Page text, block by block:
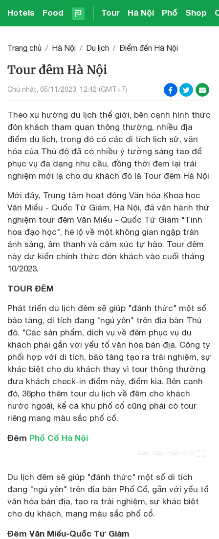
Hotels Food Tour Hà Nội Phố Shop
Trang chủ Hà Nội Du lịch Điểm đến Hà Nội
Tour đêm Hà Nội
Chủ nhật, 05/11/2023, 12:42 (GMT+7)
Theo xu hướng du lịch thế giới, bên cạnh hình thức
đón khách tham quan thông thường, nhiều địa
điểm du lịch, trong đó có các di tích lịch sử, văn
hóa của Thủ đô đã có nhiều ý tưởng sáng tạo để
phục vụ đa dạng nhu cầu, đồng thời đem lại trải
nghiệm mới lạ cho du khách đó là Tour đêm Hà Nội
Mới đây, Trung tâm hoạt động Văn hóa Khoa học
Văn Miếu - Quốc Tử Giám, Hà Nội, đã vận hành thử
nghiệm tour đêm Văn Miếu - Quốc Tử Giám "Tinh
hoa đạo học", hé lộ về một không gian ngập tràn
ánh sáng, âm thanh và cảm xúc tự hào. Tour đêm
này dự kiến chính thức đón khách vào cuối tháng
10/2023.
TOUR ĐÊM
Phát triển du lịch đêm sẽ giúp "đánh thức" một số
bảo tàng, di tích đang "ngủ yên" trên địa bàn Thủ
đô. "Các sản phẩm, dịch vụ về đêm phục vụ du
khách phải gắn với yếu tố văn hóa bản địa. Công ty
phối hợp với di tích, bảo tàng tạo ra trải nghiệm, sự
khác biệt cho du khách thay vì tour thông thường
đưa khách check-in điểm này, điểm kia. Bên cạnh
đó, 36pho thêm tour du lịch về đêm cho khách
nước ngoài, kể cả khu phố cổ cũng phải có tour
riêng mang màu sắc phố cổ.
Đêm Phố Cổ Hà Nội
Xem toàn màn hình
Du lịch đêm sẽ giúp "đánh thức" một số di tích
đang "ngủ yên" trên địa bàn Phố Cổ, gắn với yếu tố
văn hóa bản địa, tạo ra trải nghiệm, sự khác biệt
cho du khách, mang màu sắc phố cổ.
Đêm Văn Miếu-Quốc Tử Giám